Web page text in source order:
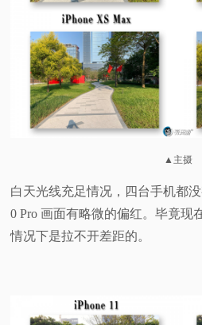
▲主摄
白天光线充足情况，四台手机都
0 Pro 画面有略微的偏红。毕竟现
情况下是拉不开差距的。